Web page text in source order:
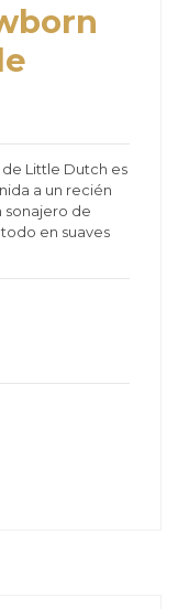
de Little Dutch es
a un recién
sonajero de
en suaves